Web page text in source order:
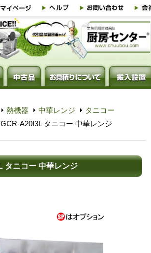
熱機器 中華レンジ
タニコー
A20I3L タニコー 中華レンジ
タニコー 中華レンジ